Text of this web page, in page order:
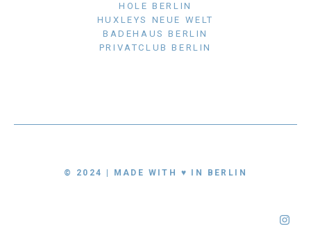
HOLE BERLIN
HUXLEYS NEUE WELT
BADEHAUS BERLIN
PRIVATCLUB BERLIN
© 2024 | MADE WITH ♥ IN BERLIN